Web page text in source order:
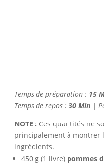
Temps de préparation : 15
Temps de repos : 30 Min|
NOTE : Ces quantités ne
principalement à montrer
ingrédients.
450 g (1 livre) pommes